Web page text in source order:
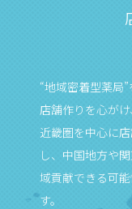
“地域密着型薬局
店舗作りを心が
近畿圏を中心に
し、中国地方や
域貢献できる可
す。